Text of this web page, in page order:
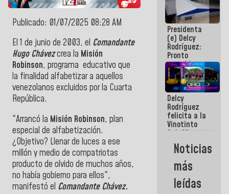
Publicado: 01/07/2025 08:28 AM
El 1 de junio de 2003, el Comandante
Hugo Chávezcrea la Misión
Robinson, programa educativo que
la finalidad alfabetizar a aquellos
venezolanos excluidos por la Cuarta
República.
"Arrancó la Misión Robinson, plan
especial de alfabetización.
¿Objetivo? Llenar de luces a ese
millón y medio de compatriotas
producto de olvido de muchos años,
no había gobierno para ellos",
manifestó el Comandante Chávez.
Giraly
Marcano por
hacer
historia en
los
Centroamericanos
Presidenta
(e) Delcy
Rodríguez:
Pronto
restableceremos
las
operaciones
en el
Aeropuerto
Internacional
de
Maiquetía
Delcy
Rodríguez
felicita a la
Vinotinto
Sub 20
campeona
frente
México Sub
23 en los
Centroamericanos
Noticias
más
leídas